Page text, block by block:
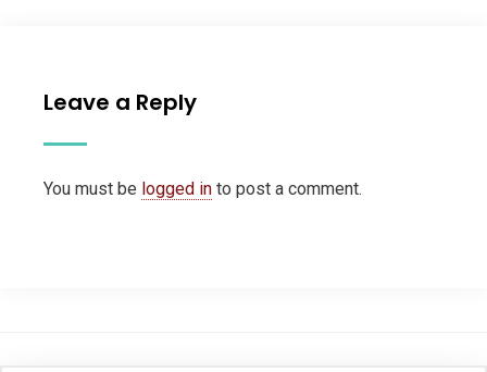
Leave a Reply
You must be logged in to post a comment.